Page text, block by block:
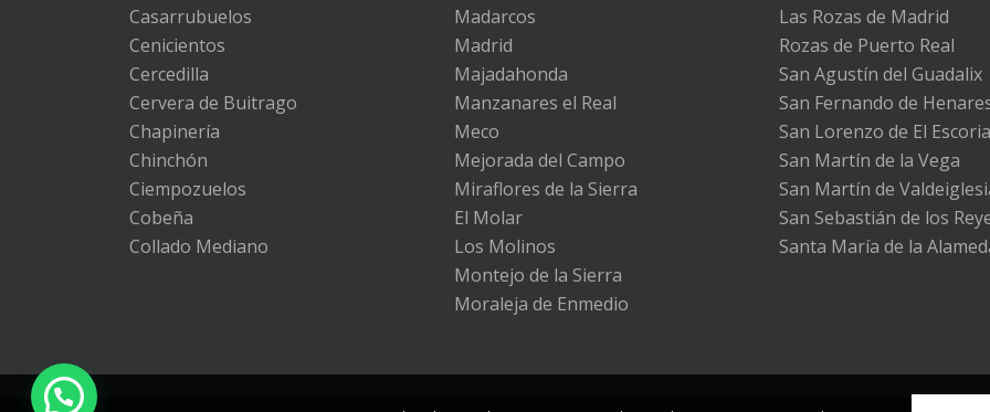
Casarrubuelos
Cenicientos
Cercedilla
Cervera de Buitrago
Chapinería
Chinchón
Ciempozuelos
Cobeña
Collado Mediano
Madarcos
Madrid
Majadahonda
Manzanares el Real
Meco
Mejorada del Campo
Miraflores de la Sierra
El Molar
Los Molinos
Montejo de la Sierra
Moraleja de Enmedio
Las Rozas de Madrid
Rozas de Puerto Real
San Agustín del Guadalix
San Fernando de
San Lorenzo de El
San Martín de la Vega
San Martín de
San Sebastián de los
Santa María de la